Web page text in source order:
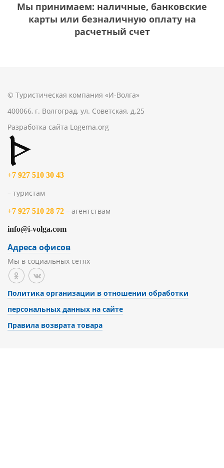
Мы принимаем: наличные, банковские
карты или безналичную оплату на
расчетный счет
© Туристическая компания «И-Волга»
400066, г. Волгоград, ул. Советская, д.25
Разработка сайта Logema.org
+7 927 510 30 43
– туристам
+7 927 510 28 72 – агентствам
info@i-volga.com
Адреса офисов
Мы в социальных сетях
Политика организации в отношении обработки
персональных данных на сайте
Правила возврата товара